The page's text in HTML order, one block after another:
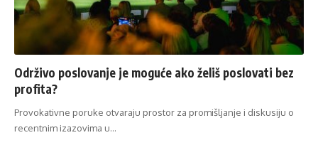
Održivo poslovanje je moguće ako želiš poslovati bez
profita?
Provokativne poruke otvaraju prostor za promišljanje i diskusiju o
recentnim izazovima u…